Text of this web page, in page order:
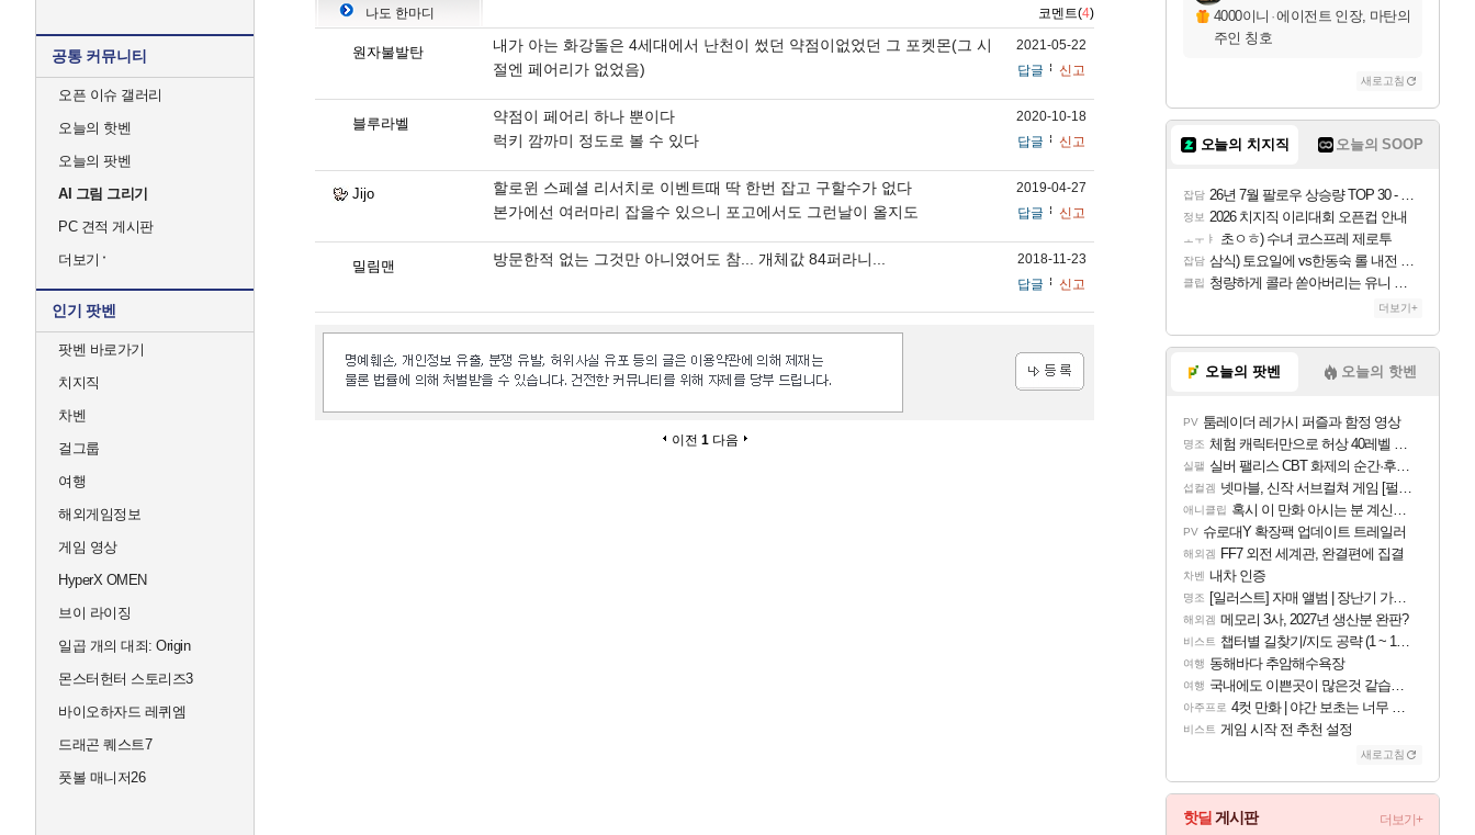
공통 커뮤니티
오픈 이슈 갤러리
오늘의 핫벤
오늘의 팟벤
AI 그림 그리기
PC 견적 게시판
더보기
인기 팟벤
팟벤 바로가기
치지직
차벤
걸그룹
여행
해외게임정보
게임 영상
HyperX OMEN
브이 라이징
일곱 개의 대죄: Origin
몬스터헌터 스토리즈3
바이오하자드 레퀴엠
드래곤 퀘스트7
풋볼 매니저26
나도 한마디 코멘트(4)
원자불발탄
내가 아는 화강돌은 4세대에서 난천이 썼던 약점이없었던 그 포켓몬(그 시
절엔 페어리가 없었음)
2021-05-22
답글
신고
블루라벨
약점이 페어리 하나 뿐이다
럭키 깜까미 정도로 볼 수 있다
2020-10-18
답글
신고
Jijo
할로윈 스페셜 리서치로 이벤트때 딱 한번 잡고 구할수가 없다
본가에선 여러마리 잡을수 있으니 포고에서도 그런날이 올지도
2019-04-27
답글
신고
밀림맨 방문한적 없는 그것만 아니였어도 참... 개체값 84퍼라니...
2018-11-23
답글
신고
이전 1 다음
4000이니 ·에이전트 인장, 마탄의
주인 칭호
새로고침
오늘의 치지직 오늘의 SOOP
잡담 26년 7월 팔로우 상승량 TOP 30 - 월간 치지직
정보 2026 치지직 이리대회 오픈컵 안내
ㅗㅜㅑ 초ㅇㅎ) 수녀 코스프레 제로투
잡담 삼식) 토요일에 vs한동숙 롤 내전 예정
클립 청량하게 콜라 쏟아버리는 유니 ㅋㅋㅋ
더보기+
오늘의 팟벤 오늘의 핫벤
PV 툼레이더 레가시 퍼즐과 함정 영상
명조 체험 캐릭터만으로 허상 40레벨 하이와티아 5분 컷!｜에이메스·린네·모니에 명함
실팰 실버 팰리스 CBT 화제의 순간·후기 모음
섭컬겜 넷마블, 신작 서브컬쳐 게임 [펄 인 블루] 티저 사이트 오픈
애니클립 혹시 이 만화 아시는 분 계신가요
PV 슈로대Y 확장팩 업데이트 트레일러
해외겜 FF7 외전 세계관, 완결편에 집결
차벤 내차 인증
명조 [일러스트] 자매 앨범 | 장난기 가득한 오후의 공원 (리메이크판)
해외겜 메모리 3사, 2027년 생산분 완판?
비스트 챕터별 길찾기/지도 공략 (1 ~ 12장)
여행 동해바다 추암해수욕장
여행 국내에도 이쁜곳이 많은것 같습니다
아주프로 4컷 만화 | 야간 보초는 너무 힘들어
비스트 게임 시작 전 추천 설정
새로고침
핫딜 게시판 더보기+